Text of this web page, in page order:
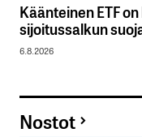
Käänteinen ETF
sijoitussalkun
6.8.2026
Nostot